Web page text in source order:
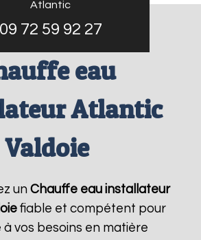
Atlantic
09 72 59 92 27
eau
Atlantic
Valdoie
un Chauffe eau installateur
fiable et compétent pour
vos besoins en matière